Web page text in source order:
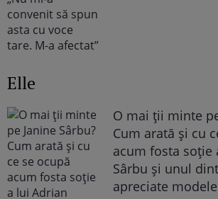
Elle
O mai ții minte
Cum arată și cu
acum fosta soție
Sârbu și unul
apreciate